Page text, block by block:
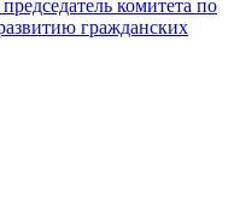
комитета по
гражданских